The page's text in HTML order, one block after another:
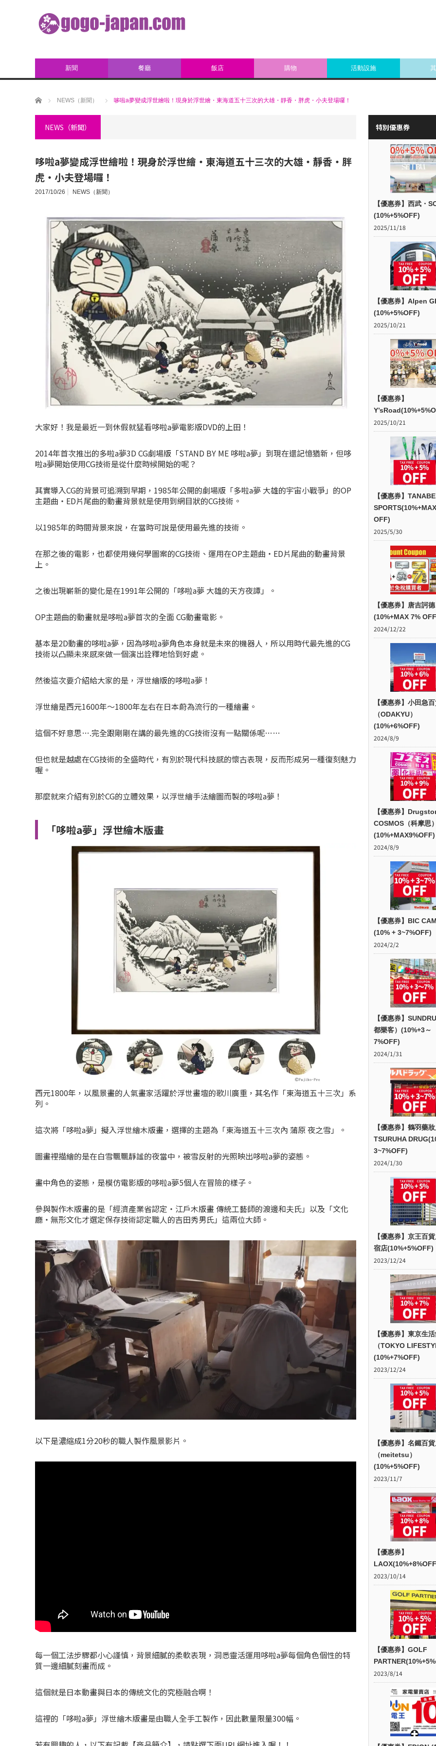
新聞 餐廳 飯店 購物 活動設施
ホーム NEWS（新聞） 哆啦a夢變成浮世繪啦！現身於浮世繪・東海道五十三次的大雄・靜香・胖虎・小夫登場囉！
NEWS（新聞）
哆啦a夢變成浮世繪啦！現身於浮世繪・東海道五十三次的大雄・靜香・胖
虎・小夫登場囉！
2017/10/26 NEWS（新聞）
大家好！我是最近一到休假就猛看哆啦a夢電影版DVD的上田！
2014年首次推出的多啦a夢3D CG劇場版「STAND BY ME 哆啦a夢」到現在還記憶猶新，但哆
啦a夢開始使用CG技術是從什麼時候開始的呢？
其實導入CG的背景可追溯到早期，1985年公開的劇場版「多啦a夢 大雄的宇宙小戰爭」的OP
主題曲・ED片尾曲的動畫背景就是使用到網目狀的CG技術。
以1985年的時間背景來說，在當時可說是使用最先進的技術。
在那之後的電影，也都使用幾何學圖案的CG技術、運用在OP主題曲・ED片尾曲的動畫背景
上。
之後出現嶄新的變化是在1991年公開的「哆啦a夢 大雄的天方夜譚」。
OP主題曲的動畫就是哆啦a夢首次的全面 CG動畫電影。
基本是2D動畫的哆啦a夢，因為哆啦a夢角色本身就是未來的機器人，所以用時代最先進的CG
技術以凸顯未來感來做一個演出詮釋地恰到好處。
然後這次要介紹給大家的是，浮世繪版的哆啦a夢！
浮世繪是西元1600年～1800年左右在日本蔚為流行的一種繪畫。
這個不好意思….完全跟剛剛在講的最先進的CG技術沒有一點關係呢……
但也就是越處在CG技術的全盛時代，有別於現代科技感的懷古表現，反而形成另一種復刻魅力
喔。
那麼就來介紹有別於CG的立體效果，以浮世繪手法繪圖而製的哆啦a夢！
「哆啦a夢」浮世繪木版畫
西元1800年，以風景畫的人氣畫家活躍於浮世畫壇的歌川廣重，其名作「東海道五十三次」系
列。
這次將「哆啦a夢」擬入浮世繪木版畫，選擇的主題為「東海道五十三次內 蒲原 夜之雪」。
圖畫裡描繪的是在白雪飄飄靜謐的夜當中，被雪反射的光照映出哆啦a夢的姿態。
畫中角色的姿態，是模仿電影版的哆啦a夢5個人在冒險的樣子。
參與製作木版畫的是「經濟產業省認定・江戶木版畫 傳統工藝師的渡邊和夫氏」以及「文化
廳・無形文化才選定保存技術認定職人的吉田秀男氏」這兩位大師。
以下是濃縮成1分20秒的職人製作風景影片。
每一個工法步驟都小心謹慎，背景細膩的柔軟表現，洞悉靈活運用哆啦a夢每個角色個性的特
質一邊細膩刻畫而成。
這個就是日本動畫與日本的傳統文化的究極融合啊！
這裡的「哆啦a夢」浮世繪木版畫是由職人全手工製作，因此數量限量300幅。
特別優惠券
【優惠券】西武・
(10%+5%OFF)
2025/11/18
【優惠券】Alpen
(10%+5%OFF)
2025/10/21
【優惠券】
2025/10/21
【優惠券】TANABE
OFF)
2025/5/30
【優惠券】唐吉訶德
(10%+MAX 7%
2024/12/22
【優惠券】小田急
（ODAKYU）
(10%+6%OFF)
2024/8/9
【優惠券】
COSMOS（科摩思
(10%+MAX9%OFF)
2024/8/9
【優惠券】BIC
(10% + 3~7%OFF)
2024/2/2
【優惠券】
都樂客）(10%+3～
7%OFF)
2024/1/31
【優惠券】鶴羽藥
TSURUHA
3~7%OFF)
2024/1/30
【優惠券】京王百
宿店(10%+5%OFF)
2023/12/24
【優惠券】東京生
（TOKYO
(10%+7%OFF)
2023/12/24
【優惠券】名鐵百
（meitetsu）
(10%+5%OFF)
2023/11/7
【優惠券】
2023/10/14
【優惠券】GOLF
2023/8/14